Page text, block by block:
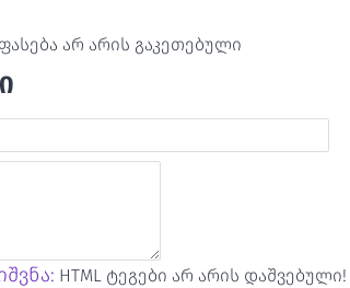
არ არის გაკეთებული
HTML ტეგები არ არის დაშვებული!